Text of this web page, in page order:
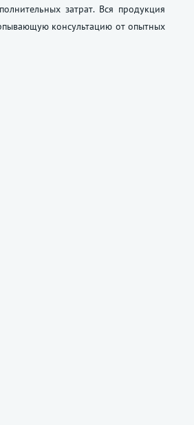
затрат. Вся продукция
консультацию от опытных